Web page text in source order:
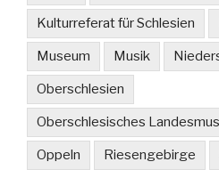
Kulturreferat für Schlesien
Museum Musik
Oberschlesien
Oberschlesisches
Oppeln Riesengebirge